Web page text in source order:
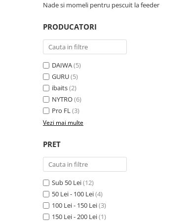
Nade si momeli pentru pescuit la feeder
PRODUCATORI
DAIWA(5)
GURU(5)
ibaits(2)
NYTRO(6)
Pro FL(3)
Vezi mai multe
PRET
Sub 50 Lei(12)
50 Lei - 100 Lei(4)
100 Lei - 150 Lei(3)
150 Lei - 200 Lei(1)